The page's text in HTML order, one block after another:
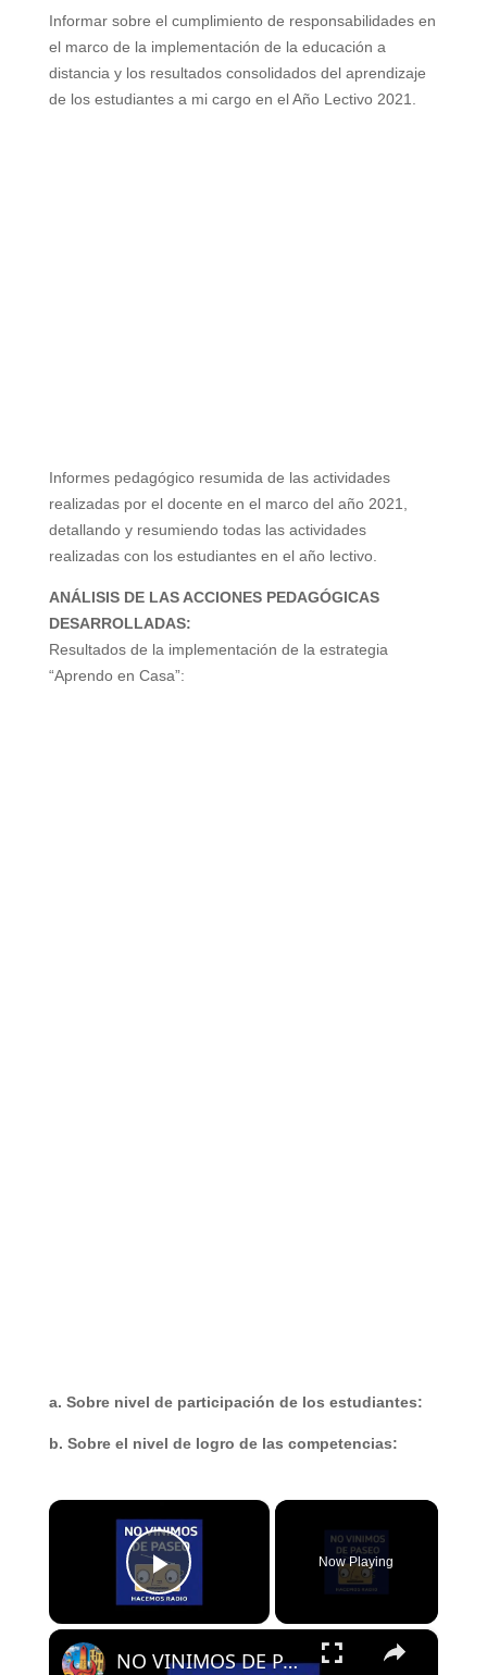
Informar sobre el cumplimiento de responsabilidades en
el marco de la implementación de la educación a
distancia y los resultados consolidados del aprendizaje
de los estudiantes a mi cargo en el Año Lectivo 2021.
Informes pedagógico resumida de las actividades
realizadas por el docente en el marco del año 2021,
detallando y resumiendo todas las actividades
realizadas con los estudiantes en el año lectivo.
ANÁLISIS DE LAS ACCIONES PEDAGÓGICAS
DESARROLLADAS:
Resultados de la implementación de la estrategia
“Aprendo en Casa”:
a. Sobre nivel de participación de los estudiantes:
b. Sobre el nivel de logro de las competencias:
×
Play Video
Now Playing
×
NO VINIMOS DE PASEO - PROGRAMA 109 - 01/08/2024